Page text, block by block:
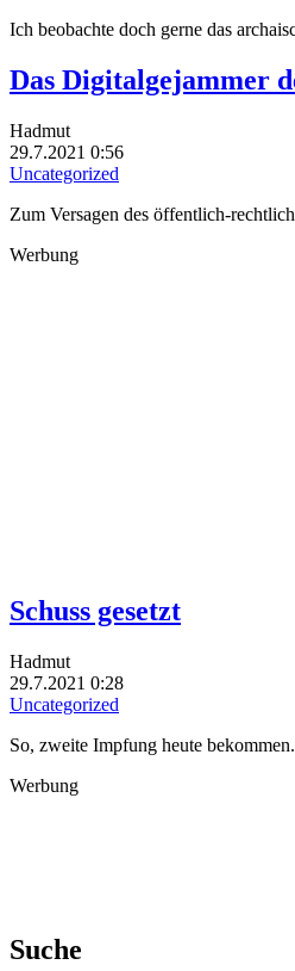
Ich beobachte doch gerne das
Das Digitalgejammer
Hadmut
29.7.2021 0:56
Uncategorized
Zum Versagen des öffentlich-
Werbung
Schuss gesetzt
Hadmut
29.7.2021 0:28
Uncategorized
So, zweite Impfung heute bekommen.
Werbung
Suche